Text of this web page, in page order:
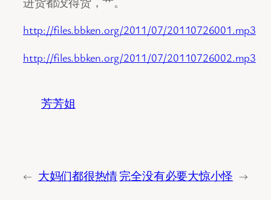
http://files.bbken.org/2011/07/20110726001.mp3
http://files.bbken.org/2011/07/20110726002.mp3
芳芳姐
← 大妈们都很热情完全没有必要大惊小怪 →